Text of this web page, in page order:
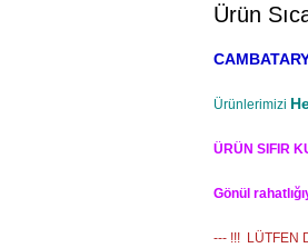
Ürün
Ürünlerimizi
ÜRÜN SIFIR
Gönül
--- !!! LÜTFEN